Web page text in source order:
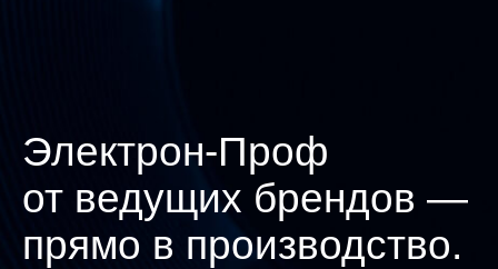
Электрон-Проф
от ведущих брендов —
прямо в производство.